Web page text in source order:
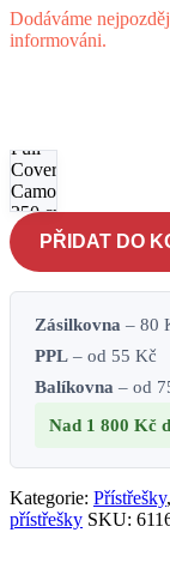
Dodáváme
informováni.
Full
Cover
Camo
250 cm -
hunter-
brown
množství
PŘIDAT DO
Zásilkovna – 80
PPL – od 55 Kč
Balíkovna – od
Nad 1 800 Kč
Kategorie: Přístřešky,
přístřešky SKU: